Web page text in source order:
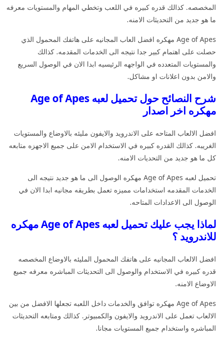
المخصصه. كذالك قدره كبيره في اللعب وتخطي المهام والمستويات معرفه
ما هو جديد من التحديثات الامنه.
Age of Apes مهكره افضل العاب المجانيه على هاتفك المحمول الذي
حصلت على اهتمام كبير جدا نتيجه الى الخدمات المقدمه. كذالك
والمستويات المتعدده في الواجهه الرئيسيه ابدا الان في الوصول السريع
والامن بدون اعلانات او مشاكل.
شرح النصائح حول تحميل لعبه Age of Apes
مهكره اخر اصدار
افضل الالعاب المتاحه على الاندرويد والايفون مليئه بالاوضاع والمستويات
الغريبه. كذالك القدره كبيره في الاستخدام الامن على جميع الاجهزه متابعه
كل ما هو جديد من التحديات الامنه.
تحميل لعبه Age of Apes مهكره الوصول الى ما هو جديد نتيجه الى
الخدمات المقدمه استخدامات مميزه تعمل بطريقه مجانيه ابدا الان في
الوصول الى الاعدادات المتاحه.
لماذا يجب عليك تحميل لعبه Age of Apes مهكره
للاندرويد ؟
افضل الالعاب المجانيه على هاتفك المحمول المليئه بالاوضاع المخصصه
قدره كبيره في الاستخدام والوصول الى التحديثات المباشره معرفه جميع
الاوضاع الامنه.
Age of Apes مهكره توافق والخدمات داخل اللعبه تجعلها الافضل من بين
الالعاب تعمل على الاندرويد والايفون والكمبيوتر. كذالك ومتابعه التحديثات
المباشره واستخدام جميع المستويات مجانا.